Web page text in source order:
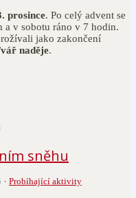
prosince. Po celý advent se
a v sobotu ráno v 7 hodin.
jako zakončení
naděje.
sněhu
Probíhající aktivity